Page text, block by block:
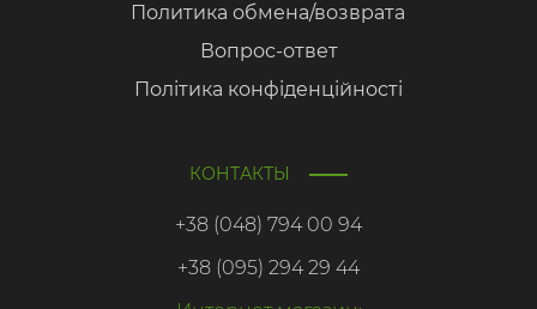
Политика обмена/возврата
Вопрос-ответ
Політика конфіденційності
КОНТАКТЫ
+38 (048) 794 00 94
+38 (095) 294 29 44